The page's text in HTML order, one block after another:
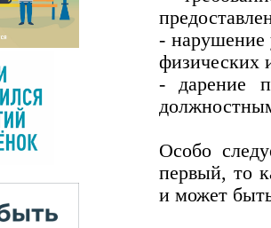
- нарушение
физических
- дарение
Особо
первый, то
и может